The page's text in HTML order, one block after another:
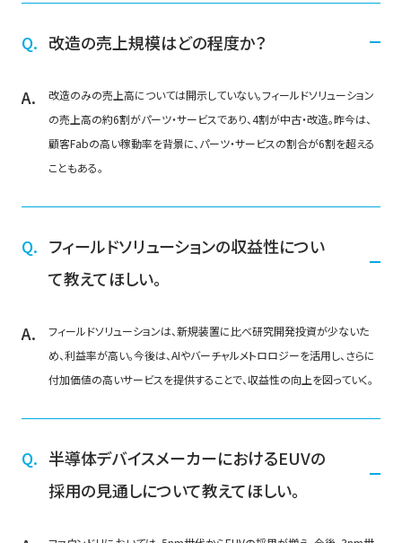
改造の売上規模はどの程度か？
改造のみの売上高については開示していない。フィールドソリューション
の売上高の約6割がパーツ・サービスであり、4割が中古・改造。昨今は、
顧客Fabの高い稼動率を背景に、パーツ・サービスの割合が6割を超える
こともある。
フィールドソリューションの収益性につい
て教えてほしい。
フィールドソリューションは、新規装置に比べ研究開発投資が少ないた
め、利益率が高い。今後は、AIやバーチャルメトロロジーを活用し、さらに
付加価値の高いサービスを提供することで、収益性の向上を図っていく。
半導体デバイスメーカーにおけるEUVの
採用の見通しについて教えてほしい。